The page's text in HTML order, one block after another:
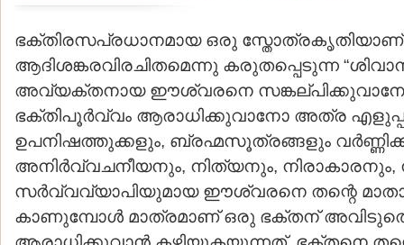
ഭക്തിരസപ്രധാനമായ ഒരു സ്തോത്രകൃതിയാണ്
ആദിശങ്കരവിരചിതമെന്നു കരുതപ്പെടുന്ന
അവ്യക്തനായ ഈശ്വരനെ
ഭക്തിപൂര്‍വ്വം ആരാധിക്കുവാനോ അത്ര
ഉപനിഷത്തുക്കളും, ബ്രഹ്മസൂത്രങ്ങളും
അനിര്‍വ്വചനീയനും, നിത്യനും,
സര്‍വ്വവ്യാപിയുമായ ഈശ്വരനെ തന്റെ
കാണുമ്പോള്‍ മാത്രമാണ് ഒരു ഭക്തന്